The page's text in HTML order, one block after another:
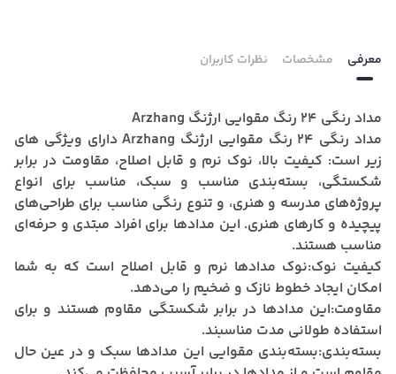
معرفی مشخصات نظرات کاربران
مداد رنگی 24 رنگ مقوایی ارژنگ Arzhang
مداد رنگی 24 رنگ مقوایی ارژنگ Arzhang دارای ویژگی های
زیر است: کیفیت بالا، نوک نرم و قابل اصلاح، مقاومت در برابر
شکستگی، بسته‌بندی مناسب و سبک، مناسب برای انواع
پروژه‌های مدرسه و هنری، و تنوع رنگی مناسب برای طراحی‌های
پیچیده و کارهای هنری. این مدادها برای افراد مبتدی و حرفه‌ای
مناسب هستند.
کیفیت نوک:نوک مدادها نرم و قابل اصلاح است که به شما
امکان ایجاد خطوط نازک و ضخیم را می‌دهد.
مقاومت:این مدادها در برابر شکستگی مقاوم هستند و برای
استفاده طولانی مدت مناسبند.
بسته‌بندی:بسته‌بندی مقوایی این مدادها سبک و در عین حال